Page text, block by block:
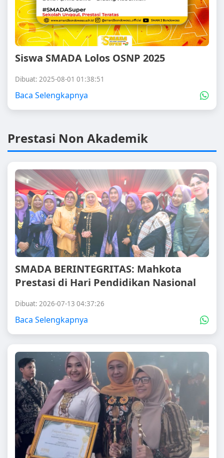
Siswa SMADA Lolos OSNP 2025
Dibuat: 2025-08-01 01:38:51
Baca Selengkapnya
Prestasi Non Akademik
SMADA BERINTEGRITAS: Mahkota
Prestasi di Hari Pendidikan Nasional
Dibuat: 2026-07-13 04:37:26
Baca Selengkapnya